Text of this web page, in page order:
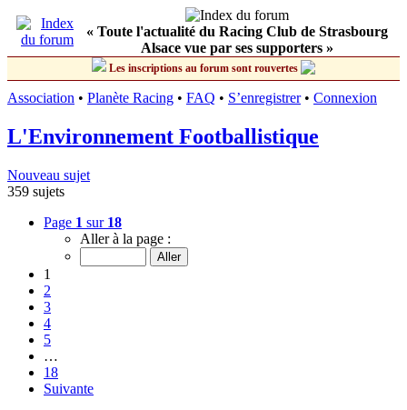
« Toute l'actualité du Racing Club de Strasbourg
Alsace vue par ses supporters »
Les inscriptions au forum sont rouvertes
Association • Planète Racing • FAQ • S’enregistrer• Connexion
L'Environnement Footballistique
Nouveau sujet
359 sujets
Page 1 sur 18
Aller à la page :
1
2
3
4
5
…
18
Suivante